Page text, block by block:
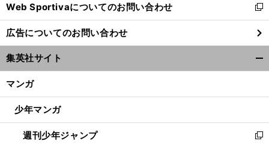
く
Web Sportivaについてのお問い合わせ
新
し
い
ウ
ィ
ン
ウ
開
く
広告についてのお問い合わせ
集英社サイト
マンガ
少年マンガ
週刊少年ジャンプ
新